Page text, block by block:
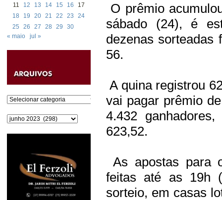
11
12 13 14 15 16
17
18
19 20 21 22 23
24
25
26 27 28 29
30
« maio
jul »
Categorias
Arquivos
O prêmio
sábado (24), é
dezenas
56.
A quina registrou
vai pagar prêmio
4.432
623,52.
As apostas para
feitas até as 19h
sorteio, em casas